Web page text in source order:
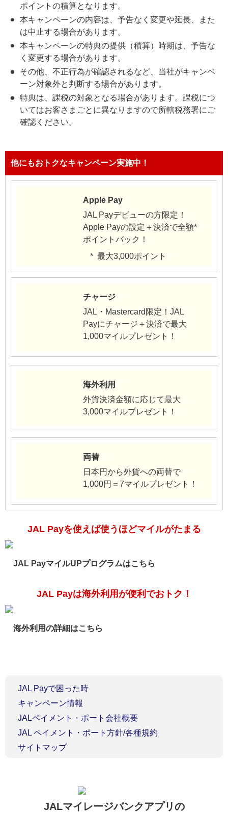
ポイントの積算となります。
本キャンペーンの内容は、予告なく変更や延長、また
は中止する場合があります。
本キャンペーンの特典の提供（積算）時期は、予告な
く変更する場合があります。
その他、不正行為が確認されるなど、当社がキャンペ
ーン対象外と判断する場合があります。
特典は、課税の対象となる場合があります。課税につ
いてはお客さまごとに異なりますので所轄税務署にご
確認ください。
他にもおトクなキャンペーン実施中！
Apple Pay
JAL Payデビューの方限定！
Apple Payの設定＋決済で全額*
ポイントバック！
最大3,000ポイント
チャージ
JAL・Mastercard限定！JAL
Payにチャージ＋決済で最大
1,000マイルプレゼント！
海外利用
外貨決済金額に応じて最大
3,000マイルプレゼント！
両替
日本円から外貨への両替で
1,000円＝7マイルプレゼント！
JAL Payを使えば使うほどマイルがたまる
JAL PayマイルUPプログラムはこちら
JAL Payは海外利用が便利でおトク！
海外利用の詳細はこちら
JAL Payで困った時
キャンペーン情報
JALペイメント・ポート会社概要
JAL ペイメント・ポート方針/各種規約
サイトマップ
JALマイレージバンクアプリの